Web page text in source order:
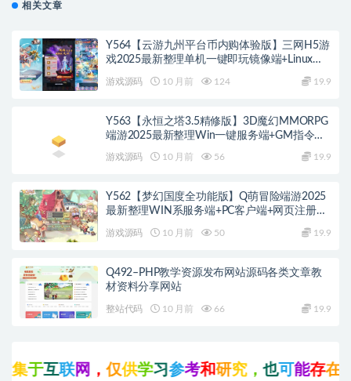
相关文章
Y564【云游九州平台币内购体验版】三网H5游
戏2025最新整理单机一键即玩镜像端+Linux手
游戏源码 10 月前 124 19.9
Y563【永恒之塔3.5精修版】3D魔幻MMORPG
端游2025最新整理Win一键服务端+GM指令
+PC客户端+教程
游戏源码 10 月前 56 19.9
Y562【梦幻国度全功能版】Q萌冒险端游2025
最新整理WIN系服务端+PC客户端+网页注册
游戏源码 10 月前 50 19.9
Q492–PHP教学资源发布网站源码各类文章教
材资料分享网站
整站代码 10 月前 66 19.9
于互联 网， 仅 供学习参考和研究，也 可能 存在未